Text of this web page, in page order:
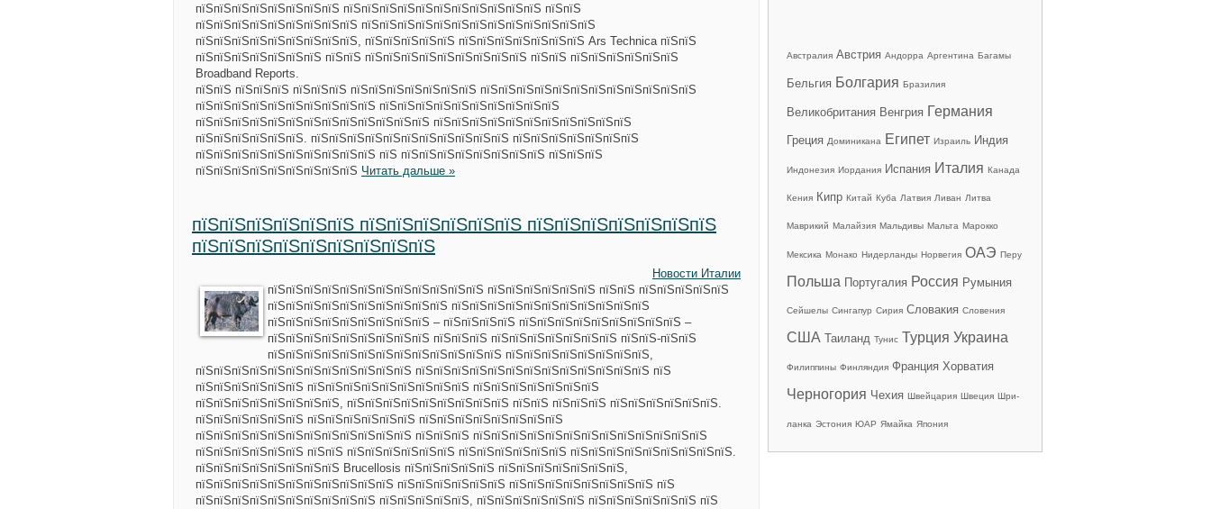
пїЅпїЅпїЅпїЅпїЅпїЅпїЅпїЅ пїЅпїЅпїЅпїЅпїЅпїЅпїЅпїЅпїЅпїЅпїЅ пїЅпїЅ
пїЅпїЅпїЅпїЅпїЅпїЅпїЅпїЅпїЅ пїЅпїЅпїЅпїЅпїЅпїЅпїЅпїЅпїЅпїЅпїЅпїЅпїЅ
пїЅпїЅпїЅпїЅпїЅпїЅпїЅпїЅпїЅ, пїЅпїЅпїЅпїЅпїЅ пїЅпїЅпїЅпїЅпїЅпїЅпїЅ Ars Technica пїЅпїЅ
пїЅпїЅпїЅпїЅпїЅпїЅпїЅ пїЅпїЅ пїЅпїЅпїЅпїЅпїЅпїЅпїЅпїЅпїЅ пїЅпїЅ пїЅпїЅпїЅпїЅпїЅпїЅ
Broadband Reports.
пїЅпїЅ пїЅпїЅпїЅ пїЅпїЅпїЅ пїЅпїЅпїЅпїЅпїЅпїЅпїЅ пїЅпїЅпїЅпїЅпїЅпїЅпїЅпїЅпїЅпїЅпїЅпїЅ
пїЅпїЅпїЅпїЅпїЅпїЅпїЅпїЅпїЅпїЅ пїЅпїЅпїЅпїЅпїЅпїЅпїЅпїЅпїЅпїЅ
пїЅпїЅпїЅпїЅпїЅпїЅпїЅпїЅпїЅпїЅпїЅпїЅпїЅ пїЅпїЅпїЅпїЅпїЅпїЅпїЅпїЅпїЅпїЅпїЅ
пїЅпїЅпїЅпїЅпїЅпїЅ. пїЅпїЅпїЅпїЅпїЅпїЅпїЅпїЅпїЅпїЅпїЅ пїЅпїЅпїЅпїЅпїЅпїЅпїЅ
пїЅпїЅпїЅпїЅпїЅпїЅпїЅпїЅпїЅпїЅ пїЅ пїЅпїЅпїЅпїЅпїЅпїЅпїЅпїЅ пїЅпїЅпїЅ
пїЅпїЅпїЅпїЅпїЅпїЅпїЅпїЅпїЅ Читать дальше »
пїЅпїЅпїЅпїЅпїЅпїЅ пїЅпїЅпїЅпїЅпїЅпїЅ пїЅпїЅпїЅпїЅпїЅпїЅпїЅ
пїЅпїЅпїЅпїЅпїЅпїЅпїЅпїЅпїЅ
Новости Италии
пїЅпїЅпїЅпїЅпїЅпїЅпїЅпїЅпїЅпїЅпїЅпїЅ пїЅпїЅпїЅпїЅпїЅпїЅ пїЅпїЅ пїЅпїЅпїЅпїЅпїЅ
пїЅпїЅпїЅпїЅпїЅпїЅпїЅпїЅпїЅпїЅ пїЅпїЅпїЅпїЅпїЅпїЅпїЅпїЅпїЅпїЅпїЅ
пїЅпїЅпїЅпїЅпїЅпїЅпїЅпїЅпїЅ – пїЅпїЅпїЅпїЅ пїЅпїЅпїЅпїЅпїЅпїЅпїЅпїЅпїЅ –
пїЅпїЅпїЅпїЅпїЅпїЅпїЅпїЅпїЅ пїЅпїЅпїЅ пїЅпїЅпїЅпїЅпїЅпїЅпїЅ пїЅпїЅ-пїЅпїЅ
пїЅпїЅпїЅпїЅпїЅпїЅпїЅпїЅпїЅпїЅпїЅпїЅпїЅ пїЅпїЅпїЅпїЅпїЅпїЅпїЅпїЅ,
пїЅпїЅпїЅпїЅпїЅпїЅпїЅпїЅпїЅпїЅпїЅпїЅ пїЅпїЅпїЅпїЅпїЅпїЅпїЅпїЅпїЅпїЅпїЅпїЅпїЅ пїЅ
пїЅпїЅпїЅпїЅпїЅпїЅ пїЅпїЅпїЅпїЅпїЅпїЅпїЅпїЅпїЅ пїЅпїЅпїЅпїЅпїЅпїЅпїЅ
пїЅпїЅпїЅпїЅпїЅпїЅпїЅпїЅ, пїЅпїЅпїЅпїЅпїЅпїЅпїЅпїЅпїЅ пїЅпїЅ пїЅпїЅпїЅ пїЅпїЅпїЅпїЅпїЅпїЅ.
пїЅпїЅпїЅпїЅпїЅпїЅ пїЅпїЅпїЅпїЅпїЅпїЅ пїЅпїЅпїЅпїЅпїЅпїЅпїЅпїЅ
пїЅпїЅпїЅпїЅпїЅпїЅпїЅпїЅпїЅпїЅпїЅпїЅ пїЅпїЅпїЅ пїЅпїЅпїЅпїЅпїЅпїЅпїЅпїЅпїЅпїЅпїЅпїЅпїЅ
пїЅпїЅпїЅпїЅпїЅпїЅ пїЅпїЅ пїЅпїЅпїЅпїЅпїЅпїЅ пїЅпїЅпїЅпїЅпїЅпїЅ пїЅпїЅпїЅпїЅпїЅпїЅпїЅпїЅпїЅ.
пїЅпїЅпїЅпїЅпїЅпїЅпїЅпїЅ Brucellosis пїЅпїЅпїЅпїЅпїЅ пїЅпїЅпїЅпїЅпїЅпїЅпїЅ,
пїЅпїЅпїЅпїЅпїЅпїЅпїЅпїЅпїЅпїЅпїЅ пїЅпїЅпїЅпїЅпїЅпїЅ пїЅпїЅпїЅпїЅпїЅпїЅпїЅпїЅ пїЅ
пїЅпїЅпїЅпїЅпїЅпїЅпїЅпїЅпїЅпїЅ пїЅпїЅпїЅпїЅпїЅ, пїЅпїЅпїЅпїЅпїЅпїЅ пїЅпїЅпїЅпїЅпїЅпїЅ пїЅ
Австралия Австрия Андорра Аргентина Багамы
Бельгия Болгария Бразилия
Великобритания Венгрия Германия
Греция Доминикана Египет Израиль Индия
Индонезия Иордания Испания Италия Канада
Кения Кипр Китай Куба Латвия Ливан Литва
Маврикий Малайзия Мальдивы Мальта Марокко
Мексика Монако Нидерланды Норвегия ОАЭ Перу
Польша Португалия Россия Румыния
Сейшелы Сингапур Сирия Словакия Словения
США Таиланд Тунис Турция Украина
Филиппины Финляндия Франция Хорватия
Черногория Чехия Швейцария Швеция Шри-
ланка Эстония ЮАР Ямайка Япония